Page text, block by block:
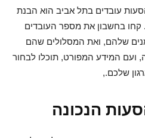
עובדים בתל אביב הוא הבנת
בחשבון את מספר העובדים
שלהם, ואת המסלולים שהם
ועם המידע המפורט, תוכלו לבחור
שלכם.,
הנכונה